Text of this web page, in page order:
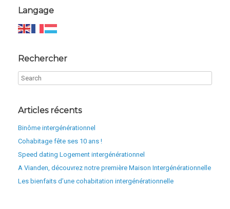
Langage
Rechercher
Articles récents
Binôme intergénérationnel
Cohabitage fête ses 10 ans !
Speed dating Logement intergénérationnel
A Vianden, découvrez notre première Maison Intergénérationnelle
Les bienfaits d’une cohabitation intergénérationnelle